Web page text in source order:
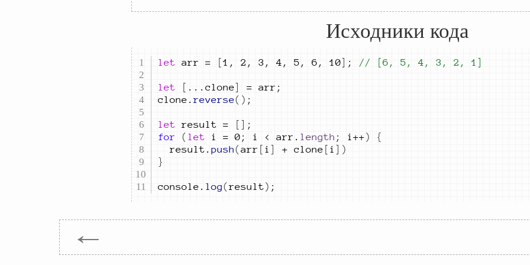
Исходники кода
let arr = [1 , 2 , 3 , 4 , 5 , 6 , 10] ; // [6, 5, 4, 3, 2, 1]
let [ ... clone] = arr ;
clone . reverse() ;
let result = [] ;
for
( let i = 0 ; i < arr . length ; i++)
{
result . push( arr [ i ] + clone [ i ])
}
console . log( result) ;
←